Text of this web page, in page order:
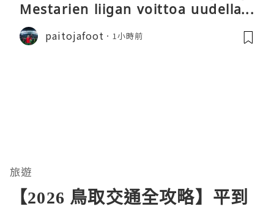
Mestarien liigan voittoa uudella k
audella
paitojafoot 1小時前
旅遊
【2026 鳥取交通全攻略】平到